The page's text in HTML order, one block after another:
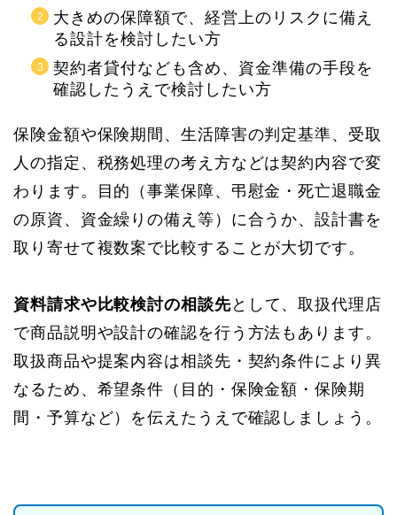
大きめの保障額で、経営上のリスクに備え
る設計を検討したい方
契約者貸付なども含め、資金準備の手段を
確認したうえで検討したい方
保険金額や保険期間、生活障害の判定基準、受取
人の指定、税務処理の考え方などは契約内容で変
わります。目的（事業保障、弔慰金・死亡退職金
の原資、資金繰りの備え等）に合うか、設計書を
取り寄せて複数案で比較することが大切です。
資料請求や比較検討の相談先として、取扱代理店
で商品説明や設計の確認を行う方法もあります。
取扱商品や提案内容は相談先・契約条件により異
なるため、希望条件（目的・保険金額・保険期
間・予算など）を伝えたうえで確認しましょう。